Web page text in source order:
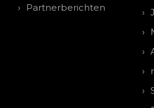
Partnerberichten